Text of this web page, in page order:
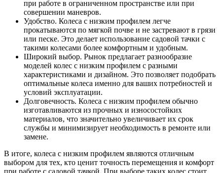
при работе в ограниченном пространстве или при
совершении маневров.
Удобство. Колеса с низким профилем легче
прокатываются по мягкой почве и не застревают в грязи
или песке. Это делает использование садовой тачки с
такими колесами более комфортным и удобным.
Широкий выбор. Рынок предлагает разнообразие
моделей колес с низким профилем с разными
характеристиками и дизайном. Это позволяет подобрать
оптимальные колеса именно для ваших потребностей и
условий эксплуатации.
Долговечность. Колеса с низким профилем обычно
изготавливаются из прочных и износостойких
материалов, что значительно увеличивает их срок
службы и минимизирует необходимость в ремонте или
замене.
В итоге, колеса с низким профилем являются отличным
выбором для тех, кто ценит точность перемещения и комфорт